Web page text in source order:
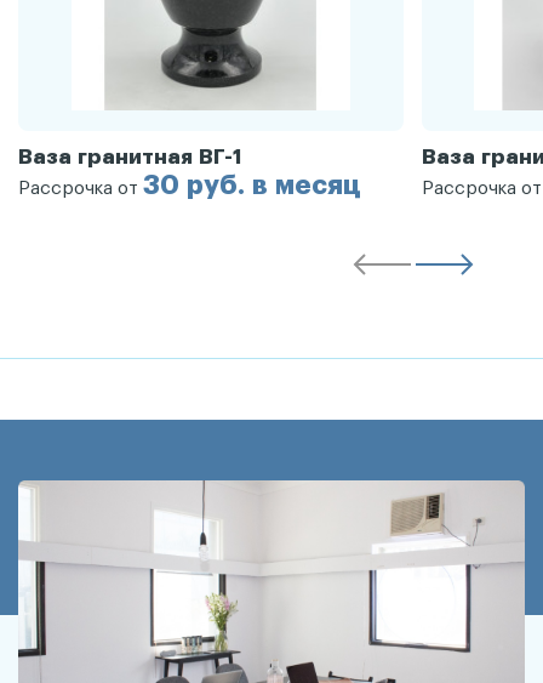
Ваза гранитная ВГ-1
Рассрочка от 30 руб. в месяц
Ваза
Рассрочка